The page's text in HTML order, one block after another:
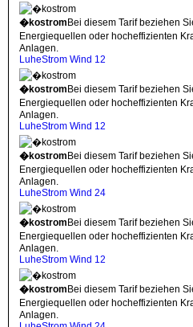
�kostrom Bei diesem Tarif beziehen
Energiequellen oder hocheffizienten
Anlagen.
LuheStrom Wind 12
�kostrom Bei diesem Tarif beziehen
Energiequellen oder hocheffizienten
Anlagen.
LuheStrom Wind 12
�kostrom Bei diesem Tarif beziehen
Energiequellen oder hocheffizienten
Anlagen.
LuheStrom Wind 24
�kostrom Bei diesem Tarif beziehen
Energiequellen oder hocheffizienten
Anlagen.
LuheStrom Wind 12
�kostrom Bei diesem Tarif beziehen
Energiequellen oder hocheffizienten
Anlagen.